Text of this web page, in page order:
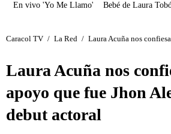
En vivo 'Yo Me Llamo' Bebé de Laura
Caracol TV / La Red / Laura Acuña nos
Laura Acuña nos
apoyo que fue Jhon
debut actoral